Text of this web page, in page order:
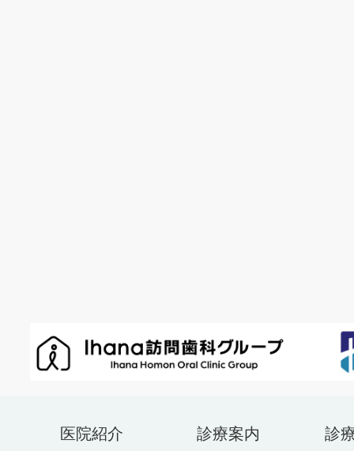
医院紹介 診療案内 診